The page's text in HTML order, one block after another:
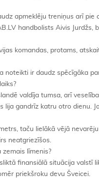
apmeklēju treniņus arī
handbolists Aivis Jurdžs,
komandas, protams,
noteikti ir daudz spēcīgāka
valdīja tumsa, arī
lija gandrīz katru otro dienu.
taču lielākā vējā
neatgriezīšos.
zemais līmenis?
finansiālā situācija valstī
priekšroku devu Šveicei.